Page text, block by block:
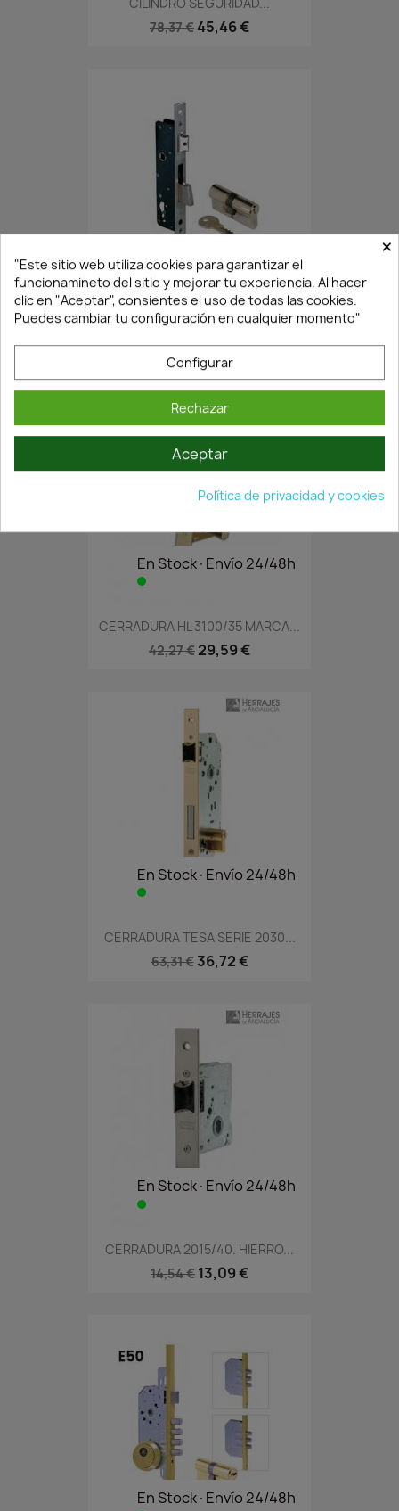
78,37 € 45,46 €
CERRADURA EMBUTIR 7797...
En Stock·Envío 24/48h
CERRADURA HL 3100/35 MARCA...
42,27 € 29,59 €
En Stock·Envío 24/48h
CERRADURA TESA SERIE 2030...
63,31 € 36,72 €
En Stock·Envío 24/48h
CERRADURA 2015/40. HIERRO...
14,54 € 13,09 €
En Stock·Envío 24/48h
×
"Este sitio web utiliza cookies para garantizar el
funcionamineto del sitio y mejorar tu experiencia. Al hacer
clic en "Aceptar", consientes el uso de todas las cookies.
Puedes cambiar tu configuración en cualquier momento"
Configurar
Rechazar
Aceptar
Política de privacidad y cookies